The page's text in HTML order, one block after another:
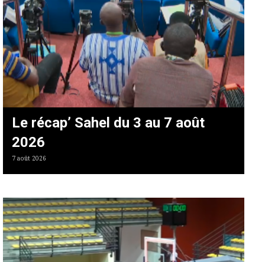
Le récap’ Sahel du 3 au 7 août
2026
7 août 2026